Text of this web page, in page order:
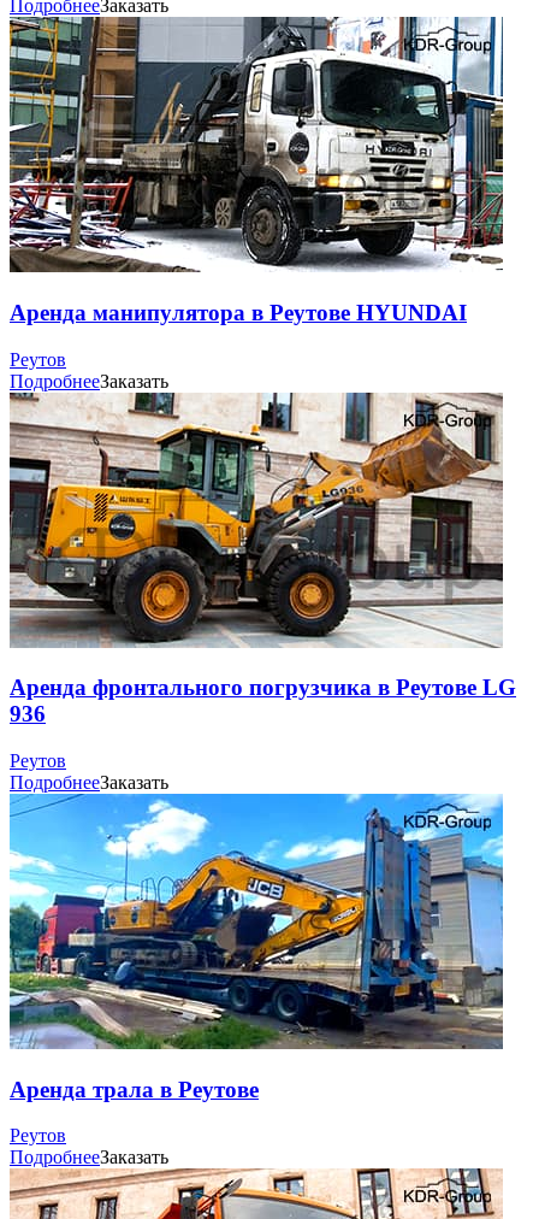
ПодробнееЗаказать
Аренда манипулятора в Реутове HYUNDAI
Реутов
ПодробнееЗаказать
Аренда фронтального погрузчика в Реутове LG
936
Реутов
ПодробнееЗаказать
Аренда трала в Реутове
Реутов
ПодробнееЗаказать